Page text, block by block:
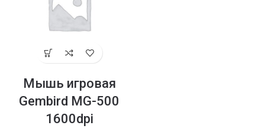
Мышь игровая
Gembird MG-500
1600dpi